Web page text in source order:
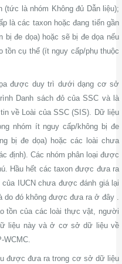
là nhóm Không đủ Dẫn liệu);
là các taxon hoặc đang tiến gần
bị đe dọa) hoặc sẽ bị đe dọa nếu
tồn cụ thể (ít nguy cấp/phụ thuộc
được duy trì dưới dạng cơ sở
Danh sách đỏ của SSC và là
về Loài của SSC (SIS). Dữ liệu
nhóm ít nguy cấp/không bị đe
bị đe dọa) hoặc các loài chưa
định). Các nhóm phân loại được
Hầu hết các taxon được đưa ra
IUCN chưa được đánh giá lại
do đó không được đưa ra ở đây .
tồn của các loài thực vật, người
liệu này và ở cơ sở dữ liệu về
WCMC.
được đưa ra trong cơ sở dữ liệu